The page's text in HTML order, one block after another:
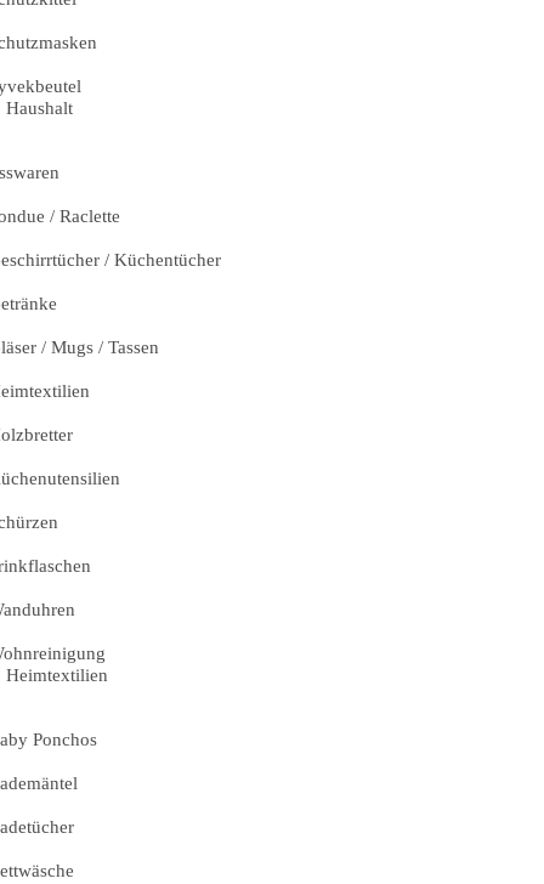
Haushalt
/ Raclette
/ Küchentücher
/ Mugs / Tassen
Heimtextilien
Ponchos